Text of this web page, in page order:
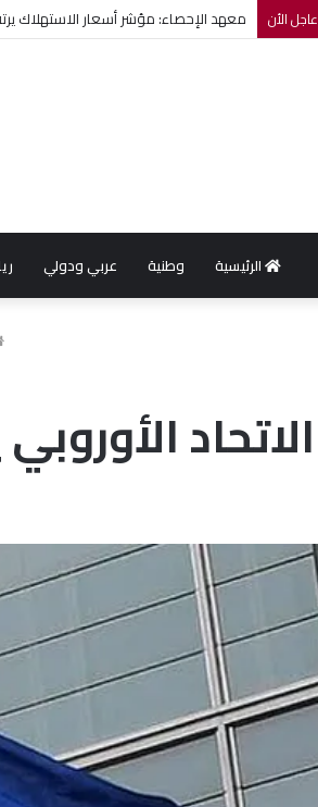
عاجل الأن معهد الإحصاء: مؤشر أسعار الاستهلاك يرتفع بنسبة 0,2% خلال
الرئيسية وطنية عربي ودولي
الاتحاد الأوروبي